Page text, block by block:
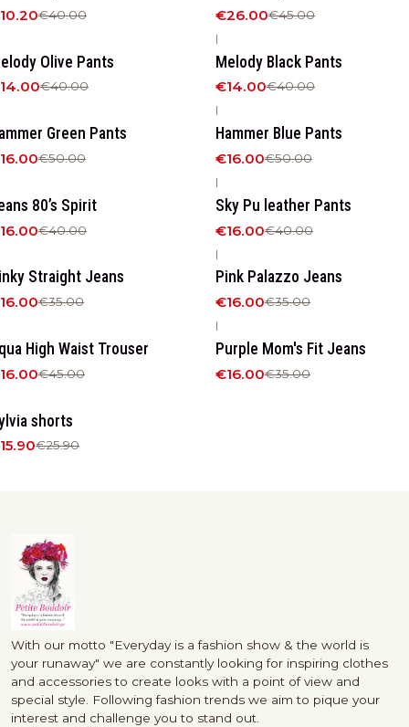
€40.00 €26.00€45.00
Olive Pants
€40.00
|
Melody Black Pants
€14.00€40.00
Green Pants
€50.00
|
Hammer Blue Pants
€16.00€50.00
80’s Spirit
€40.00
|
Sky Pu leather Pants
€16.00€40.00
Straight Jeans
€35.00
|
Pink Palazzo Jeans
€16.00€35.00
High Waist Trouser
€45.00
|
Purple Mom's Fit Jeans
€16.00€35.00
shorts
€25.90
With our motto "Everyday is a fashion show & the world is
your runaway" we are constantly looking for inspiring clothes
and accessories to create looks with a point of view and
special style. Following fashion trends we aim to pique your
interest and challenge you to stand out.